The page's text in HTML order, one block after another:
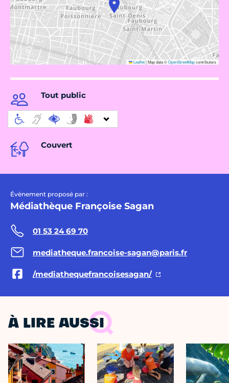
Leaflet|Map data ©OpenStreetMapcontributors
Tout public
Couvert
Évènement proposé par :
Médiathèque Françoise Sagan
01 53 24 69 70
mediatheque.francoise-sagan@paris.fr
/mediathequefrancoisesagan/
À LIRE AUSSI